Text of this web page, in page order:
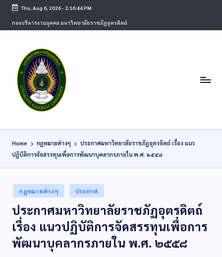
Thu, Aug 6, 2026- 2:16:44 PM
กองบริหารงานบุคคล มหาวิทยาลัยราชภัฏอุตรดิตถ์
Home กฏหมายต่างๆ
ประกาศมหาวิทยาลัยราชภัฏอุตรดิตถ์ เรื่อง แนว
ปฏิบัติการจัดสรรทุนเพื่อการพัฒนาบุคลากรภายใน พ.ศ. ๒๕๕๘
กฏหมายต่างๆ ประกาศ
ประกาศมหาวิทยาลัยราชภัฏอุตรดิตถ์
เรื่อง แนวปฏิบัติการจัดสรรทุนเพื่อการ
พัฒนาบุคลากรภายใน พ.ศ. ๒๕๕๘